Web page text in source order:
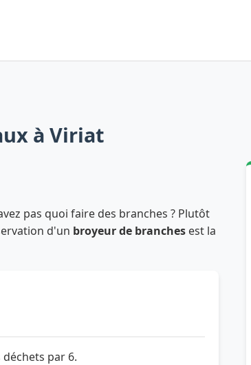
à Viriat
pas quoi faire des branches ? Plutôt
d'un broyeur de branches est la
déchets par 6.